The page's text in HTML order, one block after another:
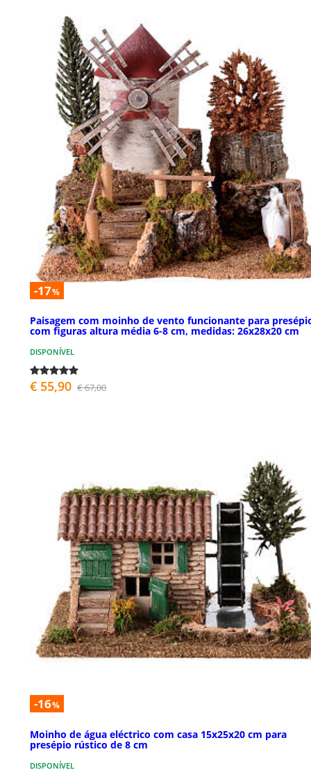
-17%
Paisagem com moinho de vento funcionante para
com figuras altura média 6-8 cm, medidas: 26x28x20 cm
DISPONÍVEL
€ 55,90 € 67,00
-16%
Moinho de água eléctrico com casa 15x25x20 cm para
presépio rústico de 8 cm
DISPONÍVEL